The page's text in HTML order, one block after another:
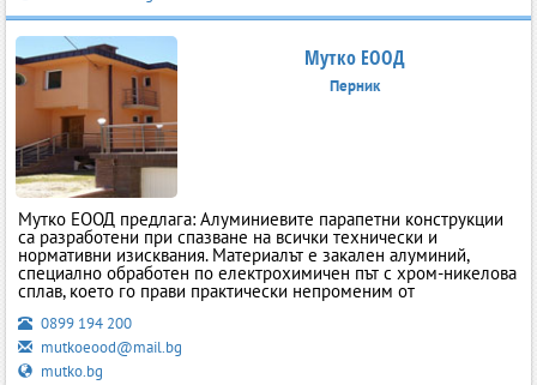
Мутко ЕООД
Перник
Мутко ЕООД предлага: Алуминиевите парапетни конструкции
са разработени при спазване на всички технически и
нормативни изисквания. Материалът е закален алуминий,
специално обработен по електрохимичен път с хром-никелова
сплав, което го прави практически непроменим от
0899 194 200
mutkoeood@mail.bg
mutko.bg